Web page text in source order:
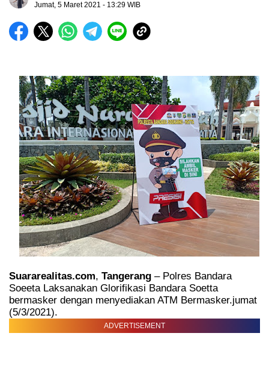
Jumat, 5 Maret 2021 - 13:29 WIB
Suararealitas.com, Tangerang – Polres Bandara
Soeeta Laksanakan Glorifikasi Bandara Soetta
bermasker dengan menyediakan ATM Bermasker.jumat
(5/3/2021).
ADVERTISEMENT